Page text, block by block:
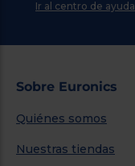
Ir al centro de ayuda
Sobre Euronics
Quiénes somos
Nuestras tiendas